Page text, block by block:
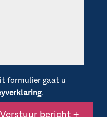
formulier gaat u
.